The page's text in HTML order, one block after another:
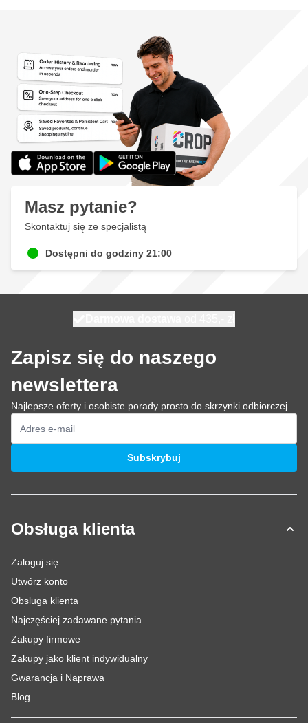
Masz pytanie?
Skontaktuj się ze specjalistą
Dostępni do godziny 21:00
Zapisz się do naszego
newslettera
Najlepsze oferty i osobiste porady prosto do skrzynki odbiorczej.
Adres e-mail
Subskrybuj
Obsługa klienta
Zaloguj się
Utwórz konto
Obsluga klienta
Najczęściej zadawane pytania
Zakupy firmowe
Zakupy jako klient indywidualny
Gwarancja i Naprawa
Blog